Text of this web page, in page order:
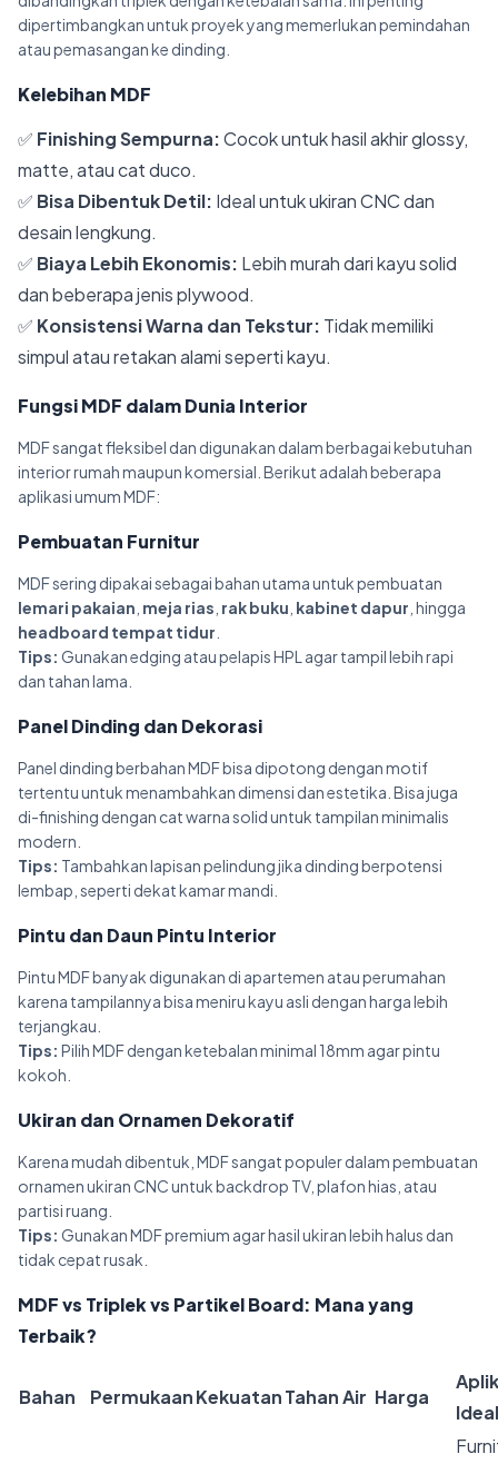
dipertimbangkan untuk proyek yang memerlukan pemindahan
atau pemasangan ke dinding.
Kelebihan MDF
✅ Finishing Sempurna:Cocok untuk hasil akhir glossy,
matte, atau cat duco.
✅ Bisa Dibentuk Detil: Ideal untuk ukiran CNC dan
desain lengkung.
✅ Biaya Lebih Ekonomis: Lebih murah dari kayu solid
dan beberapa jenis plywood.
✅ Konsistensi Warna dan Tekstur: Tidak memiliki
simpul atau retakan alami seperti kayu.
Fungsi MDF dalam Dunia Interior
MDF sangat fleksibel dan digunakan dalam berbagai kebutuhan
interior rumah maupun komersial. Berikut adalah beberapa
aplikasi umum MDF:
Pembuatan Furnitur
MDF sering dipakai sebagai bahan utama untuk pembuatan
lemari pakaian meja rias rak buku kabinet dapur , hingga
headboard tempat tidur
Tips: Gunakan edging atau pelapis HPL agar tampil lebih rapi
dan tahan lama.
Panel Dinding dan Dekorasi
Panel dinding berbahan MDF bisa dipotong dengan motif
tertentu untuk menambahkan dimensi dan estetika. Bisa juga
di-finishing dengan cat warna solid untuk tampilan minimalis
modern.
Tips: Tambahkan lapisan pelindung jika dinding berpotensi
lembap, seperti dekat kamar mandi.
Pintu dan Daun Pintu Interior
Pintu MDF banyak digunakan di apartemen atau perumahan
karena tampilannya bisa meniru kayu asli dengan harga lebih
terjangkau.
Tips: Pilih MDF dengan ketebalan minimal 18mm agar pintu
kokoh.
Ukiran dan Ornamen Dekoratif
Karena mudah dibentuk, MDF sangat populer dalam pembuatan
ornamen ukiran CNC untuk backdrop TV, plafon hias, atau
partisi ruang.
Tips: Gunakan MDF premium agar hasil ukiran lebih halus dan
tidak cepat rusak.
MDF vs Triplek vs Partikel Board: Mana yang
Terbaik?
Bahan PermukaanKekuatanTahan Air Harga
Ideal